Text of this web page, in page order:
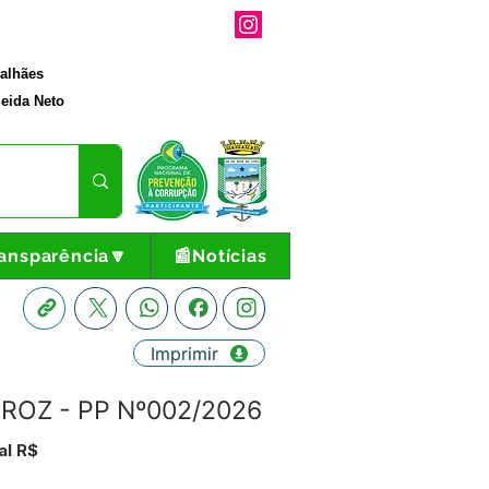
Neto
📰Notícias
- PP Nº002/2026
Imprimir
R$